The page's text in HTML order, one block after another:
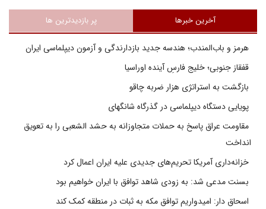
آخرین خبرها پر بازدیدترین ها
هرمز و باب‌المندب؛ هندسه جدید بازدارندگی و آزمون دیپلماسی ایران
قفقاز جنوبی؛ خلیج فارسِ آینده اوراسیا
بازگشت به استراتژی هزار ضربه چاقو
پویایی دستگاه دیپلماسی در گذرگاه شانگهای
مقاومت عراق پاسخ به حملات متجاوزانه به حشد الشعبی را به تعویق
انداخت
خزانه‌داری آمریکا تحریم‌های جدیدی علیه ایران اعمال کرد
بسنت مدعی شد: به زودی شاهد توافق با ایران خواهیم بود
اسحاق دار: امیدواریم توافق مکه به ثبات در منطقه کمک کند